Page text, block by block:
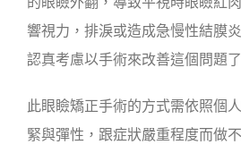
響視力，排淚或造成急慢性結膜
認真考慮以手術來改善這個問題了
此眼瞼矯正手術的方式需依照個
緊與彈性，跟症狀嚴重程度而做